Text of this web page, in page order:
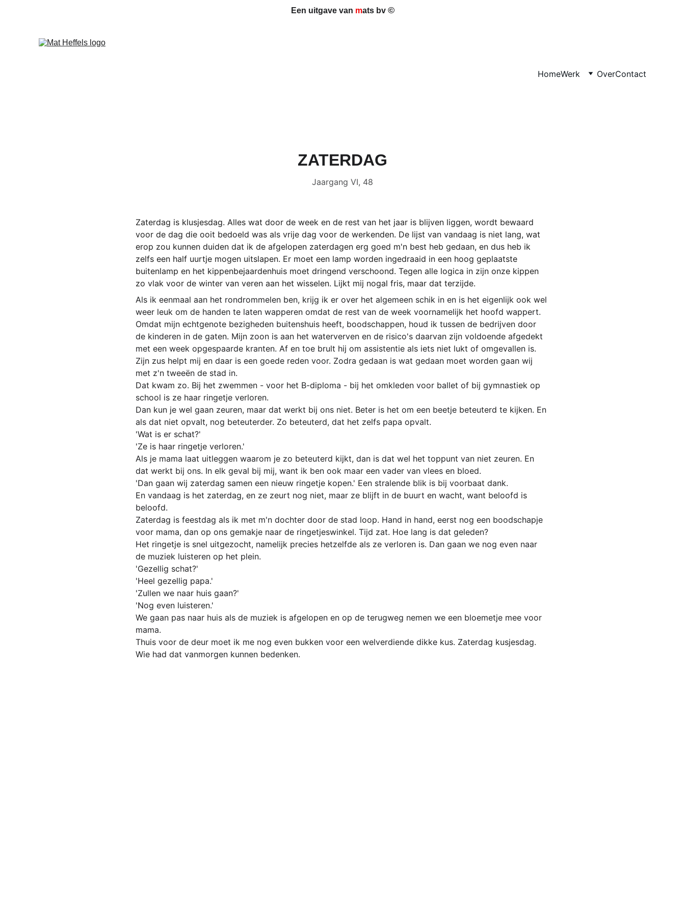
Een uitgave van mats bv ©
HomeWerk OverContact
ZATERDAG
Jaargang VI, 48
Zaterdag is klusjesdag. Alles wat door de week en de rest van het jaar is blijven liggen, wordt bewaard
voor de dag die ooit bedoeld was als vrije dag voor de werkenden. De lijst van vandaag is niet lang, wat
erop zou kunnen duiden dat ik de afgelopen zaterdagen erg goed m'n best heb gedaan, en dus heb ik
zelfs een half uurtje mogen uitslapen. Er moet een lamp worden ingedraaid in een hoog geplaatste
buitenlamp en het kippenbejaardenhuis moet dringend verschoond. Tegen alle logica in zijn onze kippen
zo vlak voor de winter van veren aan het wisselen. Lijkt mij nogal fris, maar dat terzijde.
Als ik eenmaal aan het rondrommelen ben, krijg ik er over het algemeen schik in en is het eigenlijk ook wel
weer leuk om de handen te laten wapperen omdat de rest van de week voornamelijk het hoofd wappert.
Omdat mijn echtgenote bezigheden buitenshuis heeft, boodschappen, houd ik tussen de bedrijven door
de kinderen in de gaten. Mijn zoon is aan het waterverven en de risico's daarvan zijn voldoende afgedekt
met een week opgespaarde kranten. Af en toe brult hij om assistentie als iets niet lukt of omgevallen is.
Zijn zus helpt mij en daar is een goede reden voor. Zodra gedaan is wat gedaan moet worden gaan wij
met z'n tweeën de stad in.
Dat kwam zo. Bij het zwemmen - voor het B-diploma - bij het omkleden voor ballet of bij gymnastiek op
school is ze haar ringetje verloren.
Dan kun je wel gaan zeuren, maar dat werkt bij ons niet. Beter is het om een beetje beteuterd te kijken. En
als dat niet opvalt, nog beteuterder. Zo beteuterd, dat het zelfs papa opvalt.
'Wat is er schat?'
'Ze is haar ringetje verloren.'
Als je mama laat uitleggen waarom je zo beteuterd kijkt, dan is dat wel het toppunt van niet zeuren. En
dat werkt bij ons. In elk geval bij mij, want ik ben ook maar een vader van vlees en bloed.
'Dan gaan wij zaterdag samen een nieuw ringetje kopen.' Een stralende blik is bij voorbaat dank.
En vandaag is het zaterdag, en ze zeurt nog niet, maar ze blijft in de buurt en wacht, want beloofd is
beloofd.
Zaterdag is feestdag als ik met m'n dochter door de stad loop. Hand in hand, eerst nog een boodschapje
voor mama, dan op ons gemakje naar de ringetjeswinkel. Tijd zat. Hoe lang is dat geleden?
Het ringetje is snel uitgezocht, namelijk precies hetzelfde als ze verloren is. Dan gaan we nog even naar
de muziek luisteren op het plein.
'Gezellig schat?'
'Heel gezellig papa.'
'Zullen we naar huis gaan?'
'Nog even luisteren.'
We gaan pas naar huis als de muziek is afgelopen en op de terugweg nemen we een bloemetje mee voor
mama.
Thuis voor de deur moet ik me nog even bukken voor een welverdiende dikke kus. Zaterdag kusjesdag.
Wie had dat vanmorgen kunnen bedenken.